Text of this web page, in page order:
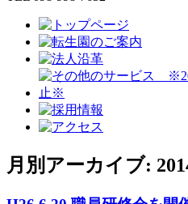
月別アーカイブ: